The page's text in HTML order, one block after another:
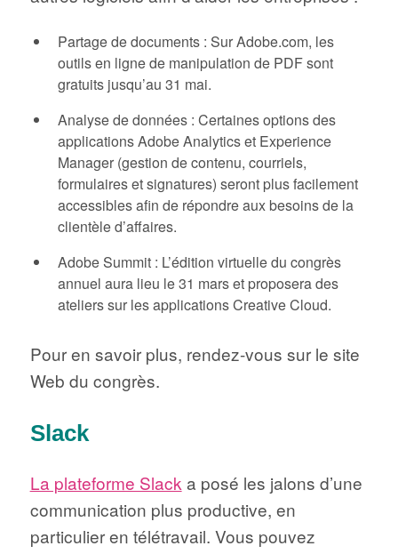
Partage de documents : Sur Adobe.com, les
outils en ligne de manipulation de PDF sont
gratuits jusqu’au 31 mai.
Analyse de données : Certaines options des
applications Adobe Analytics et Experience
Manager (gestion de contenu, courriels,
formulaires et signatures) seront plus facilement
accessibles afin de répondre aux besoins de la
clientèle d’affaires.
Adobe Summit : L’édition virtuelle du congrès
annuel aura lieu le 31 mars et proposera des
ateliers sur les applications Creative Cloud.
Pour en savoir plus, rendez-vous sur le site
Web du congrès.
Slack
La plateforme Slack a posé les jalons d’une
communication plus productive, en
particulier en télétravail. Vous pouvez